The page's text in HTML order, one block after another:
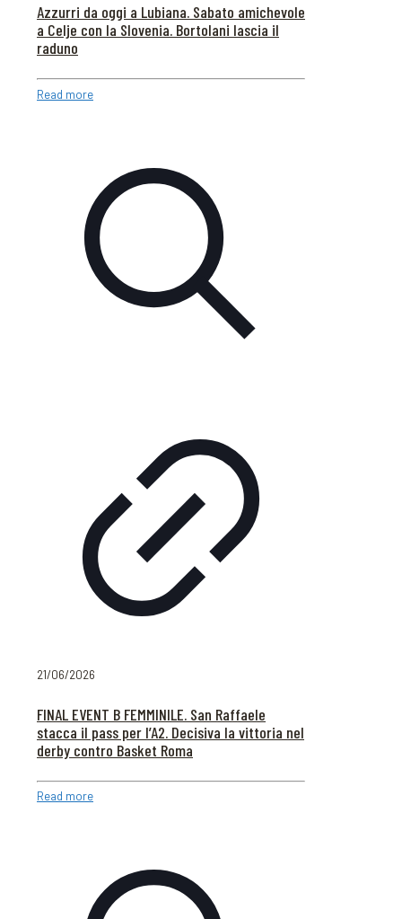
Azzurri da oggi a Lubiana. Sabato amichevole
a Celje con la Slovenia. Bortolani lascia il
raduno
Read more
21/06/2026
FINAL EVENT B FEMMINILE. San Raffaele
stacca il pass per l’A2. Decisiva la vittoria nel
derby contro Basket Roma
Read more